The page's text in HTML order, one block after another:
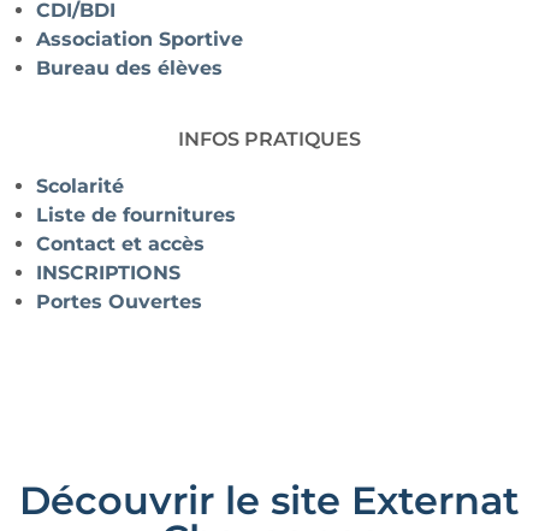
CDI/BDI
Association Sportive
Bureau des élèves
INFOS PRATIQUES
Scolarité
Liste de fournitures
Contact et accès
INSCRIPTIONS
Portes Ouvertes
Découvrir le site Externat